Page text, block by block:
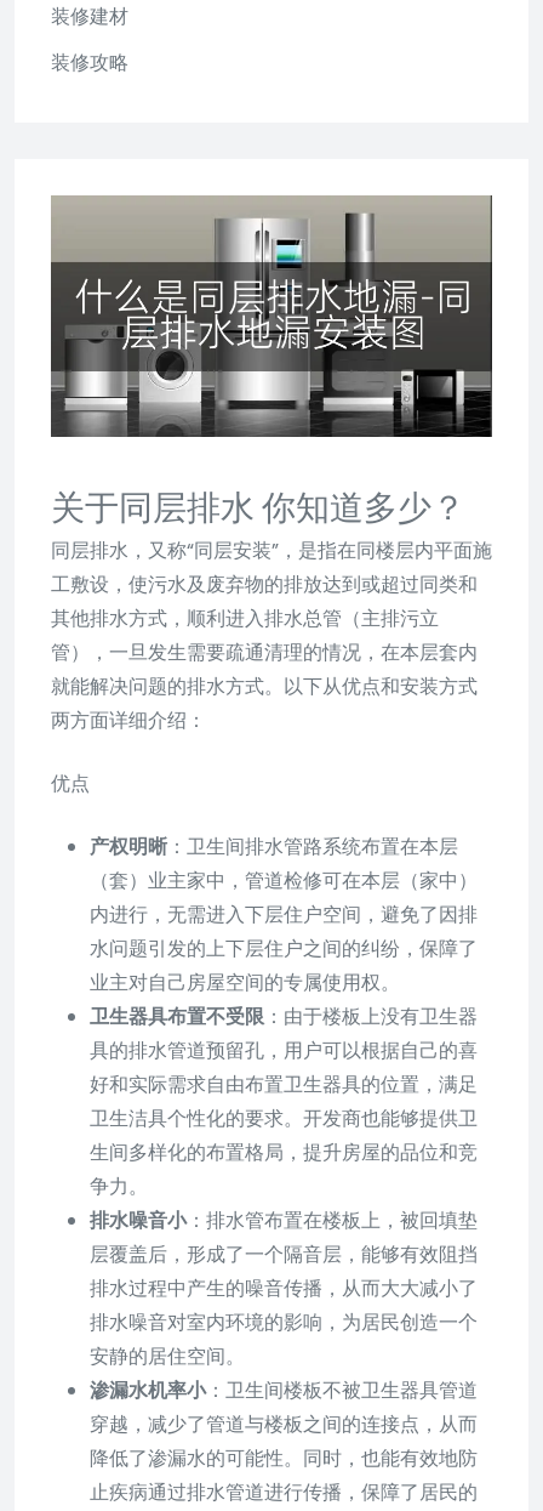
关于同层排水 你知道多少？
同层排水，又称“同层安装”，是指在同楼层内平面施
工敷设，使污水及废弃物的排放达到或超过同类和
其他排水方式，顺利进入排水总管（主排污立
管），一旦发生需要疏通清理的情况，在本层套内
就能解决问题的排水方式。以下从优点和安装方式
两方面详细介绍：
优点
产权明晰 ：卫生间排水管路系统布置在本层
（套）业主家中，管道检修可在本层（家中）
内进行，无需进入下层住户空间，避免了因排
水问题引发的上下层住户之间的纠纷，保障了
业主对自己房屋空间的专属使用权。
卫生器具布置不受限：由于楼板上没有卫生器
具的排水管道预留孔，用户可以根据自己的喜
好和实际需求自由布置卫生器具的位置，满足
卫生洁具个性化的要求。开发商也能够提供卫
生间多样化的布置格局，提升房屋的品位和竞
争力。
排水噪音小：排水管布置在楼板上，被回填垫
层覆盖后，形成了一个隔音层，能够有效阻挡
排水过程中产生的噪音传播，从而大大减小了
排水噪音对室内环境的影响，为居民创造一个
安静的居住空间。
渗漏水机率小：卫生间楼板不被卫生器具管道
穿越，减少了管道与楼板之间的连接点，从而
降低了渗漏水的可能性。同时，也能有效地防
止疾病通过排水管道进行传播，保障了居民的
装修建材
装修攻略